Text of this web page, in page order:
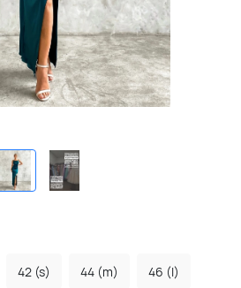
42 (s) 44 (m) 46 (l)